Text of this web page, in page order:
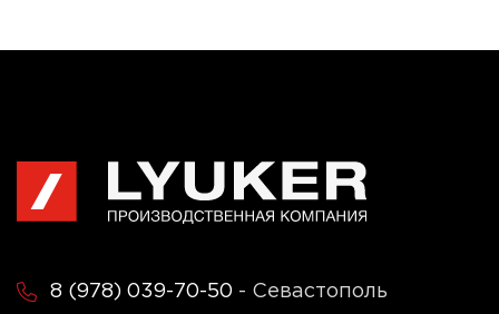
8 (978) 039-70-50 - Севастополь